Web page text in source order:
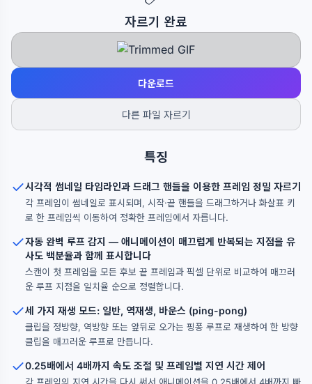
자르기 완료
다운로드
다른 파일 자르기
특징
시각적 썸네일 타임라인과 드래그 핸들을 이용한 프레임 정밀 자르기
각 프레임이 썸네일로 표시되며, 시작·끝 핸들을 드래그하거나 화살표 키
로 한 프레임씩 이동하여 정확한 프레임에서 자릅니다.
자동 완벽 루프 감지 — 애니메이션이 매끄럽게 반복되는 지점을 유
사도 백분율과 함께 표시합니다
스캔이 첫 프레임을 모든 후보 끝 프레임과 픽셀 단위로 비교하여 매끄러
운 루프 지점을 일치율 순으로 정렬합니다.
세 가지 재생 모드: 일반, 역재생, 바운스 (ping-pong)
클립을 정방향, 역방향 또는 앞뒤로 오가는 핑퐁 루프로 재생하여 한 방향
클립을 매끄러운 루프로 만듭니다.
0.25배에서 4배까지 속도 조절 및 프레임별 지연 시간 제어